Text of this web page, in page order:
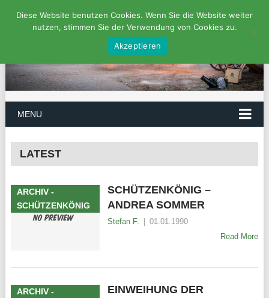
MENU
LATEST
ARCHIV -
SCHÜTZENKÖNIG
SCHÜTZENKÖNIG –
ANDREA SOMMER
Stefan F.
01.01.1990
Read More
ARCHIV -
EINWEIHUNG DER
Diese Website benutzen Cookies. Wenn Sie die Website weiter
nutzen, stimmen Sie der Verwendung von Cookies zu.
Akzeptieren